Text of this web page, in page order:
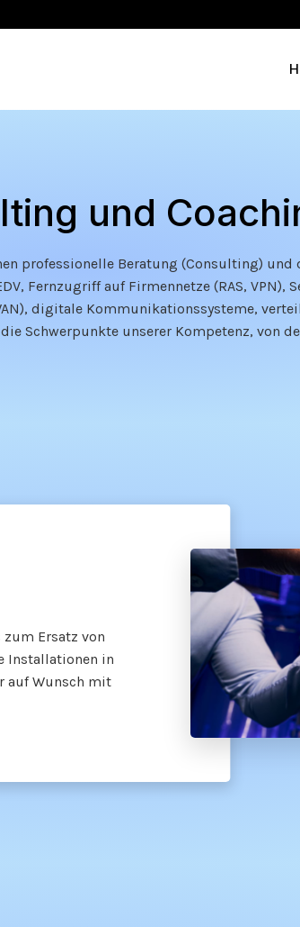
und
professionelle Beratung (Consulting) und
Fernzugriff auf Firmennetze (RAS, VPN),
digitale Kommunikationssysteme,
Schwerpunkte unserer Kompetenz, von
Ersatz von
Installationen in
auf Wunsch mit